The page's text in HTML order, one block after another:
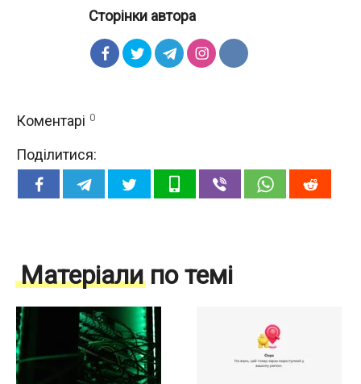
Сторінки автора
Коментарі 0
Поділитися:
Матеріали по темі